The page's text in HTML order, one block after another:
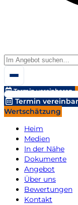
Termin vereinbaren
Termin
Wertschätzung
Heim
Medien
In der Nähe
Dokumente
Angebot
Über uns
Bewertungen
Kontakt